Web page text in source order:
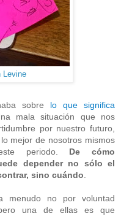
Levine
sobre lo que significa
mala situación que nos
por nuestro futuro,
mejor de nosotros mismos
periodo. De cómo
depender no sólo el
sino cuándo
menudo no por voluntad
una de ellas es que